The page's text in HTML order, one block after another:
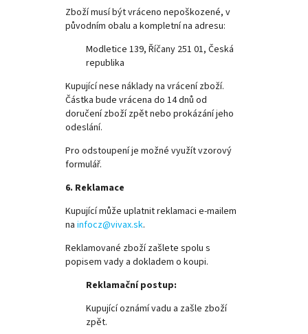
Zboží musí být vráceno nepoškozené, v
původním obalu a kompletní na adresu:
Modletice 139, Říčany 251 01, Česká
republika
Kupující nese náklady na vrácení zboží.
Částka bude vrácena do 14 dnů od
doručení zboží zpět nebo prokázání jeho
odeslání.
Pro odstoupení je možné využít vzorový
formulář.
6. Reklamace
Kupující může uplatnit reklamaci e-mailem
na infocz@vivax.sk.
Reklamované zboží zašlete spolu s
popisem vady a dokladem o koupi.
Reklamační postup:
Kupující oznámí vadu a zašle zboží
zpět.